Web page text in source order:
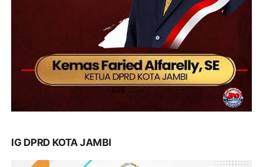
IG DPRD KOTA JAMBI